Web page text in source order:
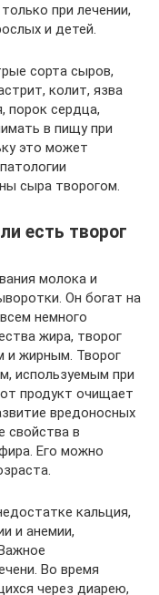
при лечении,
и детей.
сорта сыров,
колит, язва
порок сердца,
в пищу при
это может
сыра творогом.
есть творог
молока и
Он богат на
немного
жира, творог
и жирным. Творог
используемым при
продукт очищает
вредоносных
свойства в
Его можно
кальция,
и анемии,
Во время
через диарею,